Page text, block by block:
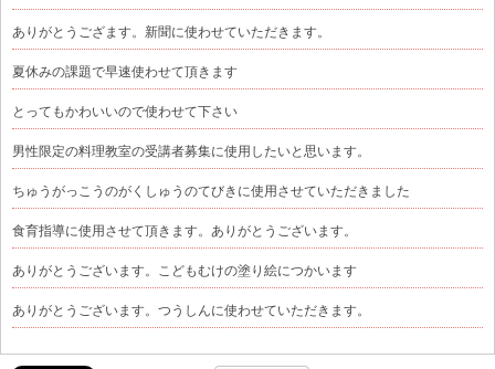
ありがとうござます。新聞に使わせていただきます。
夏休みの課題で早速使わせて頂きます
とってもかわいいので使わせて下さい
男性限定の料理教室の受講者募集に使用したいと思います。
ちゅうがっこうのがくしゅうのてびきに使用させていただきました
食育指導に使用させて頂きます。ありがとうございます。
ありがとうございます。こどもむけの塗り絵につかいます
ありがとうございます。つうしんに使わせていただきます。